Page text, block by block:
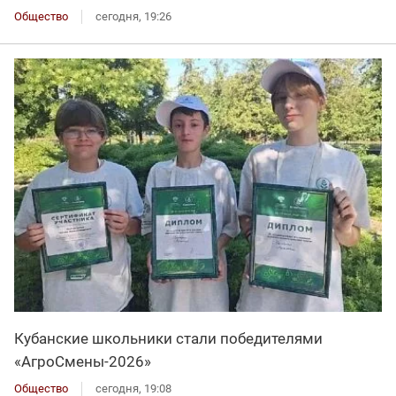
Общество сегодня, 19:26
Кубанские школьники стали победителями
«АгроСмены-2026»
Общество сегодня, 19:08